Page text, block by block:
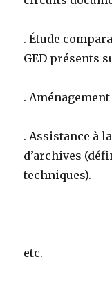
. Étude
GED présents
.
. Assistance à
d’archives
techniques).
etc.